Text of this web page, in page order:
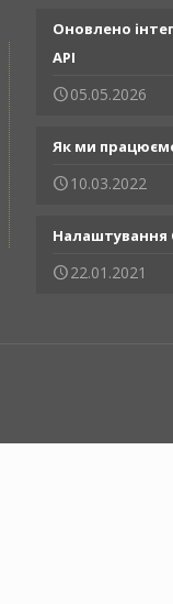
Оновлено
API
05.05.2026
Як ми
10.03.2022
Налаштування
22.01.2021